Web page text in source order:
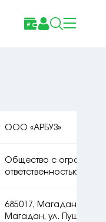
ООО «АРБУЗ»
Общество с
ответственностью
685017, Магаданская
Магадан, ул. Пушкина,